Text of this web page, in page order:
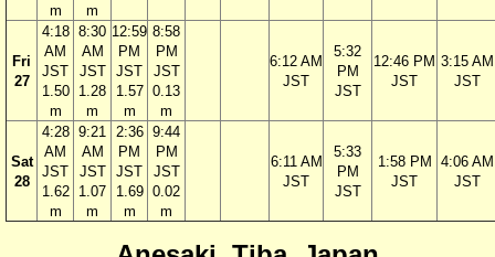
m
m
Fri
27
4:18
AM
JST
1.50
m
8:30
AM
JST
1.28
m
12:59
PM
JST
1.57
m
8:58
PM
JST
0.13
m
6:12 AM
JST
5:32
PM
JST
12:46 PM
JST
3:15 AM
JST
Sat
28
4:28
AM
JST
1.62
m
9:21
AM
JST
1.07
m
2:36
PM
JST
1.69
m
9:44
PM
JST
0.02
m
6:11 AM
JST
5:33
PM
JST
1:58 PM
JST
4:06 AM
JST